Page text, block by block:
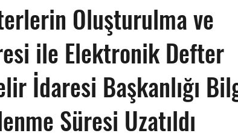
Oluşturulma ve
ile Elektronik Defter
İdaresi Başkanlığı
Süresi Uzatıldı